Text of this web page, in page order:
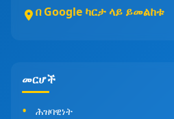
በ Google ካርታ ላይ ይመልከቱ
መርሆች
ሕዝባዊነት